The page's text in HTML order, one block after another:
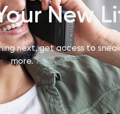
New
next, get access to
more.